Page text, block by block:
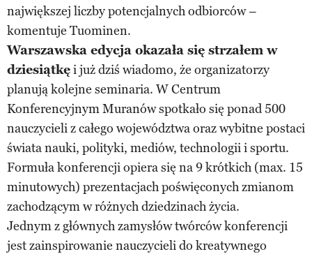
największej liczby potencjalnych odbiorców –
komentuje Tuominen.
Warszawska edycja okazała się strzałem w
dziesiątkęi już dziś wiadomo, że organizatorzy
planują kolejne seminaria. W Centrum
Konferencyjnym Muranów spotkało się ponad 500
nauczycieli z całego województwa oraz wybitne postaci
świata nauki, polityki, mediów, technologii i sportu.
Formuła konferencji opiera się na 9 krótkich (max. 15
minutowych) prezentacjach poświęconych zmianom
zachodzącym w różnych dziedzinach życia.
Jednym z głównych zamysłów twórców konferencji
jest zainspirowanie nauczycieli do kreatywnego